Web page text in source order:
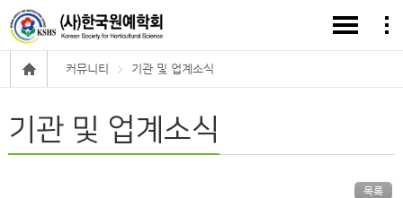
커뮤니티 기관 및 업계소식
기관 및 업계소식
목록